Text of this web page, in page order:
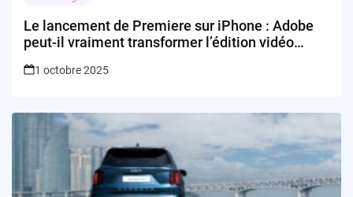
Le lancement de Premiere sur iPhone : Adobe
peut-il vraiment transformer l’édition vidéo
1 octobre 2025